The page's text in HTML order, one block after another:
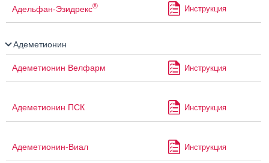
Адельфан-Эзидрекс® Инструкция
Адеметионин
Адеметионин Велфарм Инструкция
Адеметионин ПСК Инструкция
Адеметионин-Виал Инструкция